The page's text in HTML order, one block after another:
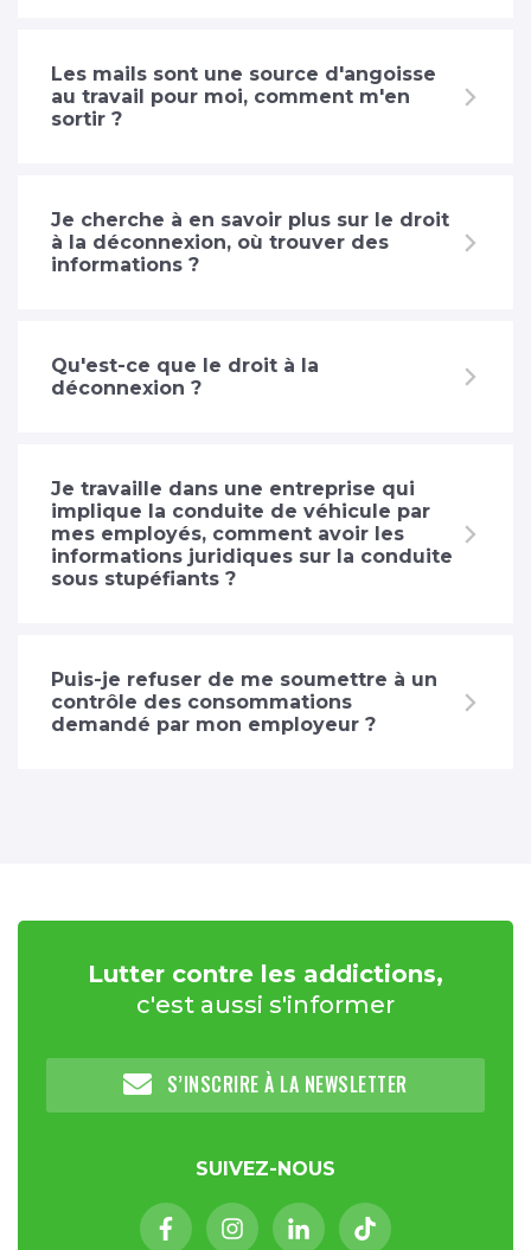
Les mails sont une source d'angoisse
au travail pour moi, comment m'en
sortir ?
Je cherche à en savoir plus sur le droit
à la déconnexion, où trouver des
informations ?
Qu'est-ce que le droit à la
déconnexion ?
Je travaille dans une entreprise qui
implique la conduite de véhicule par
mes employés, comment avoir les
informations juridiques sur la conduite
sous stupéfiants ?
Puis-je refuser de me soumettre à un
contrôle des consommations
demandé par mon employeur ?
Lutter contre les addictions,
c'est aussi s'informer
S’INSCRIRE À LA NEWSLETTER
SUIVEZ-NOUS
Facebook (nouvelle fenêtre)
Instagram (nouvelle fenêtre)
Linkedin (nouvelle
Tiktok (nouvelle